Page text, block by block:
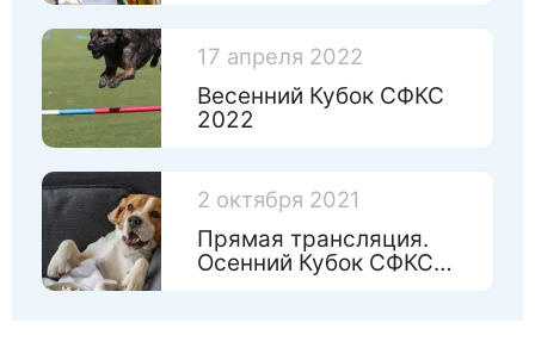
17 апреля 2022
Весенний Кубок СФКС
2022
2 октября 2021
Прямая трансляция.
Осенний Кубок СФКС